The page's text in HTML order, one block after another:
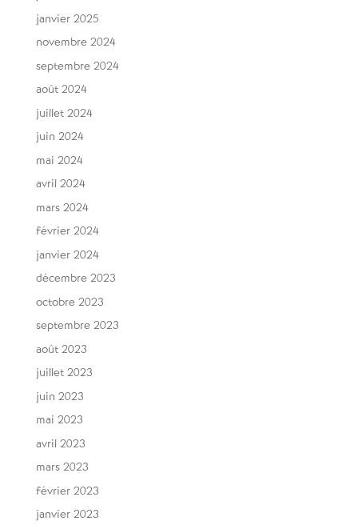
janvier 2025
novembre 2024
septembre 2024
août 2024
juillet 2024
juin 2024
mai 2024
avril 2024
mars 2024
février 2024
janvier 2024
décembre 2023
octobre 2023
septembre 2023
août 2023
juillet 2023
juin 2023
mai 2023
avril 2023
mars 2023
février 2023
janvier 2023